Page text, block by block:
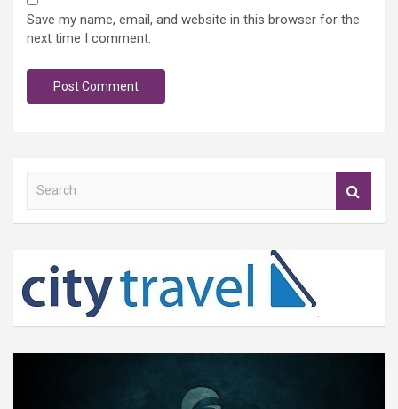
Save my name, email, and website in this browser for the
next time I comment.
h